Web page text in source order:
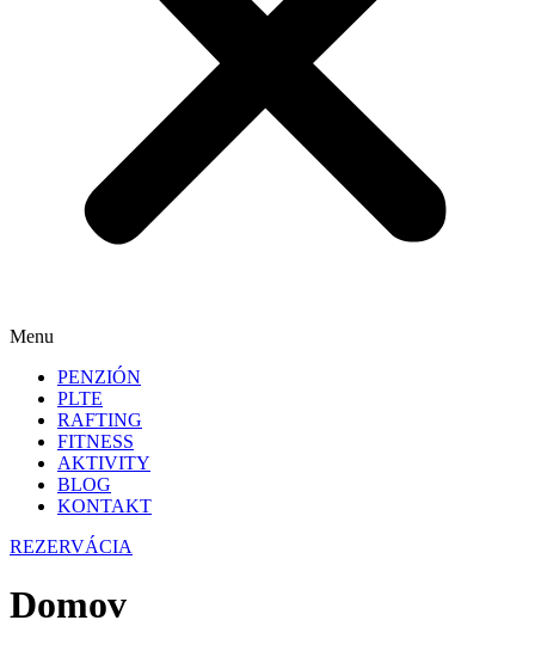
Menu
PENZIÓN
PLTE
RAFTING
FITNESS
AKTIVITY
BLOG
KONTAKT
REZERVÁCIA
Domov